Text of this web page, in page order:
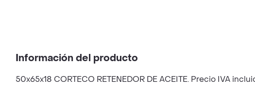
Información del producto
50x65x18 CORTECO RETENEDOR DE ACEITE. Precio IVA